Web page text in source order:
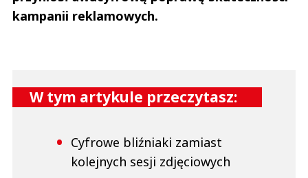
kampanii reklamowych.
W tym artykule przeczytasz:
Cyfrowe bliźniaki zamiast
kolejnych sesji zdjęciowych